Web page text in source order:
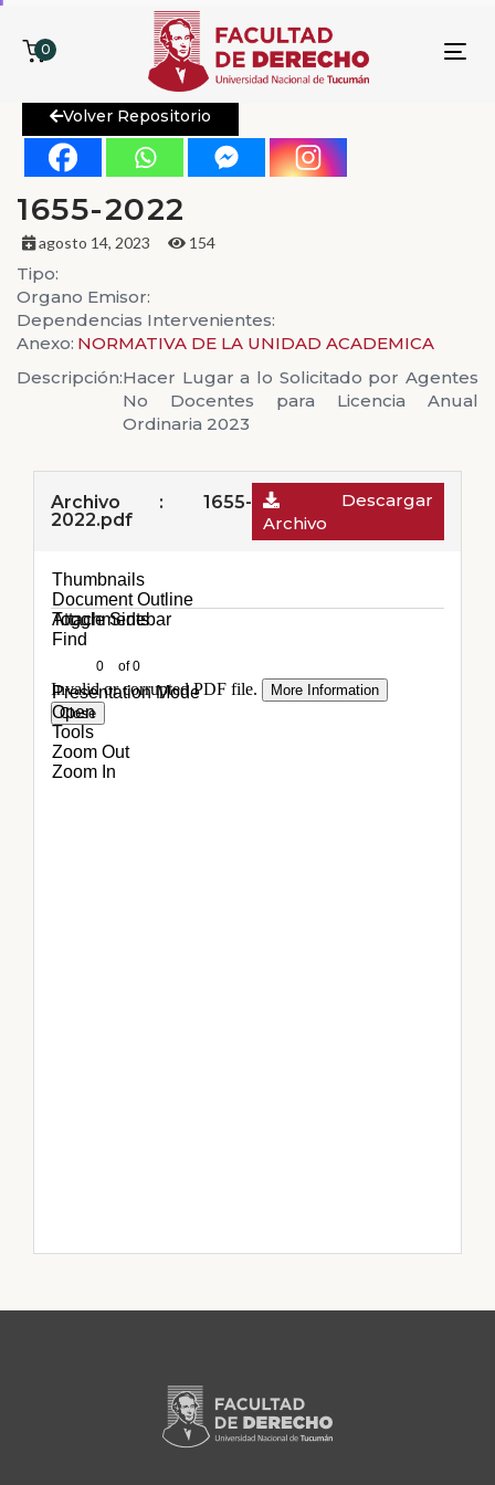
0
Volver Repositorio
1655-2022
agosto 14, 2023 154
Tipo:
Organo Emisor:
Dependencias Intervenientes:
Anexo: NORMATIVA DE LA UNIDAD ACADEMICA
Descripción:Hacer Lugar a lo Solicitado por Agentes
No Docentes para Licencia Anual
Ordinaria 2023
Archivo : 1655-
2022.pdf
Descargar
Archivo